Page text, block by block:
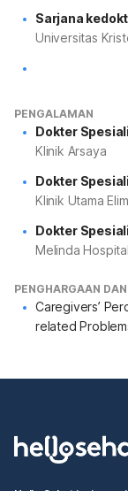
Sarjana
Universitas
PENGALAMAN
Dokter
Klinik Arsaya
Dokter
Klinik Utama Elim
Dokter
Melinda Hospital
PENGHARGAAN
Caregivers’
related